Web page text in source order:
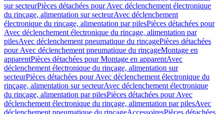
sur secteurPièces détachées pour Avec déclenchement électronique
du rinçage, alimentation sur secteurAvec déclenchement
électronique du rinçage, alimentation par pilesPièces détachées pour
Avec déclenchement électronique du rinçage, alimentation par
pilesAvec déclenchement pneumatique du rinçagePièces détachées
pour Avec déclenchement pneumatique du rinçageMontage en
apparentPièces détachées pour Montage en apparentAvec
déclenchement électronique du rinçage, alimentation sur
secteurPièces détachées pour Avec déclenchement électronique du
rinçage, alimentation sur secteurAvec déclenchement électronique
du rinçage, alimentation par pilesPièces détachées pour Avec
déclenchement électronique du rinçage, alimentation par pilesAvec
déclenchement pneumatique du rinçageAccessoiresPièces détachées